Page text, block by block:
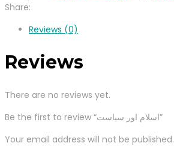
Share:
Reviews (0)
Reviews
There are no reviews yet.
Be the first to review “اسلام اور سیاست”
Your email address will not be published.